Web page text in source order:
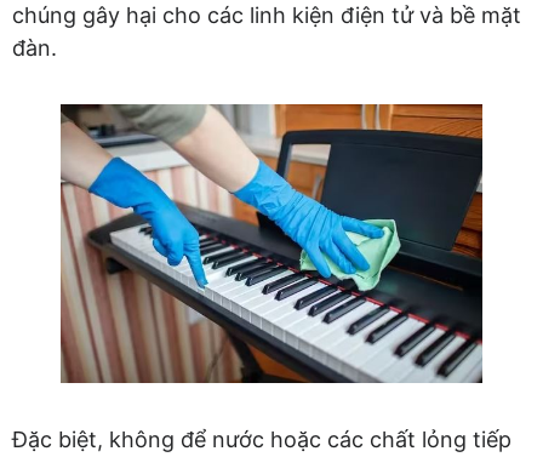
chúng gây hại cho các linh kiện điện tử và bề mặt
đàn.
Đặc biệt, không để nước hoặc các chất lỏng tiếp